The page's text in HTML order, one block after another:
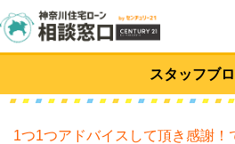
スタッフブ
1つ1つアドバイスして頂き感謝！